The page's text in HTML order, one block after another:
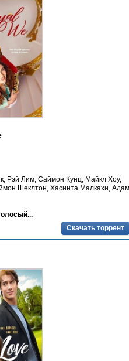
Рэй Лим, Саймон Кунц, Майкл Хоу,
Шеклтон, Хасинта Малкахи, Адам
Скачать торрент